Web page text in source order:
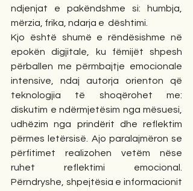
ndjenjat e pakëndshme si: humbja,
mërzia, frika, ndarja e  dështimi.
Kjo është shumë e rëndësishme në
epokën digjitale, ku fëmijët shpesh
përballen me përmbajtje emocionale
intensive, ndaj autorja orienton që
teknologjia të shoqërohet me:
diskutim e ndërmjetësim nga mësuesi,
udhëzim nga prindërit dhe reflektim
përmes letërsisë. Ajo paralajmëron se
përfitimet realizohen vetëm nëse
ruhet reflektimi emocional.
Përndryshe, shpejtësia e informacionit